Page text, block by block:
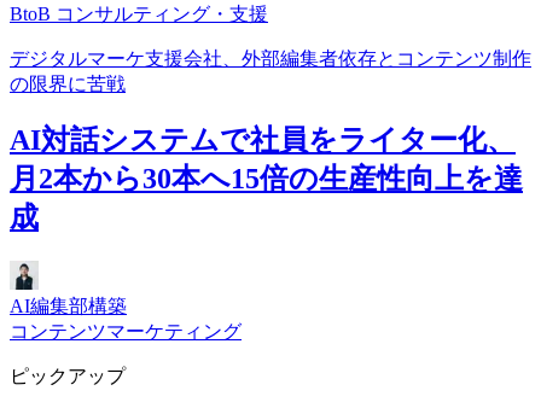
BtoB コンサルティング・支援
デジタルマーケ支援会社、外部編集者依存とコンテンツ制作
の限界に苦戦
AI対話システムで社員をライター化、
月2本から30本へ15倍の生産性向上を達
成
AI編集部構築
コンテンツマーケティング
ピックアップ